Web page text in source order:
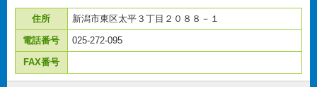
住所 新潟市東区太平３丁目２０８８－１
電話番号 025-272-095
FAX番号